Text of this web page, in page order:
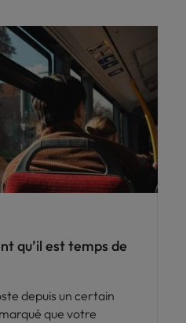
qu’il est temps de
depuis un certain
que votre